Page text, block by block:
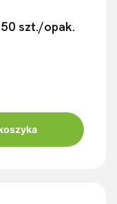
ml - 50 szt./opak.